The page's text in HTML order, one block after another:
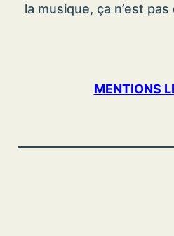
la musique, ça n’est
MENTIONS